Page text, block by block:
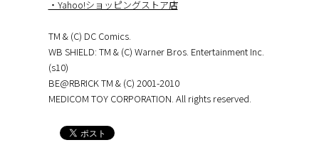
・Yahoo!ショッピングストア店
TM & (C) DC Comics.
WB SHIELD: TM & (C) Warner Bros. Entertainment Inc.
(s10)
BE@RBRICK TM & (C) 2001-2010
MEDICOM TOY CORPORATION. All rights reserved.